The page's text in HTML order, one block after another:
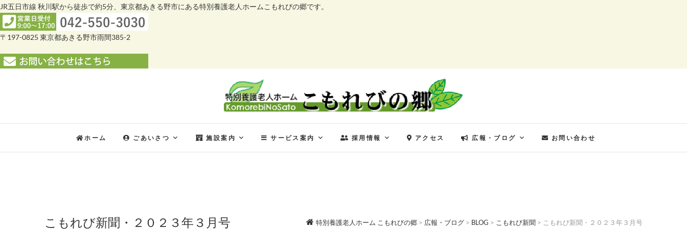
JR五日市線 秋川駅から徒歩で約5分、東京都あきる野市にある特別養護老人ホームこもれびの郷です。
〒197-0825 東京都あきる野市雨間385-2
特別養護老人ホーム こもれびの郷
ホーム ごあいさつ 施設案内 サービス案内 採用情報 アクセス 広報・ブログ お問い合わせ
こもれび新聞・２０２３年３月号 特別養護老人ホーム こもれびの郷 > 広報・ブログ > BLOG > こもれび新聞 > こもれび新聞・２０２３年３月号